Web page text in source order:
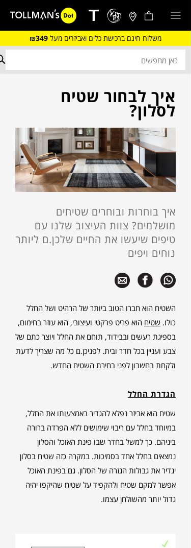
משלוח חינם ברכישת כלים ואביזרים מעל ₪349
איך לבחור שטיח
לסלון?
איך בוחרות ובוחרים שטיחים
מושלמים? צוות העיצוב שלנו עם
טיפים שיעשו את החיים שלכן.ם ליותר
נוחים ויפים
השטיח הוא חברו הטוב ביותר של הרהיט ושל החלל
כולו. שטיח הוא פריט פרקטי ועיצובי, הוא עוזר בחימום,
בספיגת רעשים ובבידוד, תוחם את החלל ויוצר כתם של
צבע ועניין בכל חדר ובית. לפניכן.ם כל מה שצריך לדעת
ולקחת בחשבון לפני בחירת השטיח החדש.
הגדרת החלל
שטיח הוא אביזר נפלא להגדיר באמצעותו את החלל,
במיוחד בחלל עם ריבוי שימושים ללא הפרדה ברורה
ביניהם. כך למשל בחדר שבו פינת האוכל והסלון
נמצאים בחלל אחד בסמיכות. במקרה כזה שטיח בסלון
יגדיר את גבולות הגזרה של הסלון. גם בפינת האוכל
אפשר למקם שטיח ולהקפיד על שטיח שהיקפו יהיה
גדול יותר מהשולחן עצמו.